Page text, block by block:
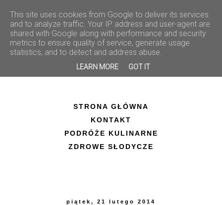
STRONA GŁÓWNA
KONTAKT
PODRÓŻE KULINARNE
ZDROWE SŁODYCZE
piątek, 21 lutego 2014
This site uses cookies from Google to deliver its services
and to analyze traffic. Your IP address and user-agent are
shared with Google along with performance and security
metrics to ensure quality of service, generate usage
statistics, and to detect and address abuse.
LEARN MORE GOT IT